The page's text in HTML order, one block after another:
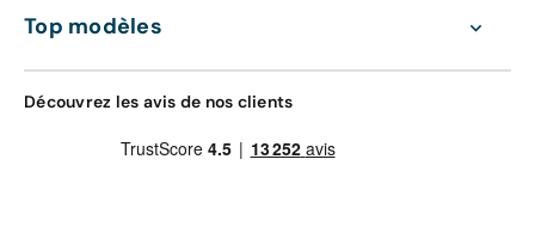
Top modèles
Découvrez les avis de nos clients